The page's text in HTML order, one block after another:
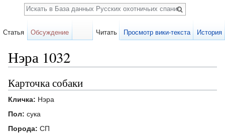
Нэра 1032
Карточка собаки
Кличка: Нэра
Пол: сука
Порода: СП
Статья Обсуждение Читать Просмотр вики-текста История
Поиск